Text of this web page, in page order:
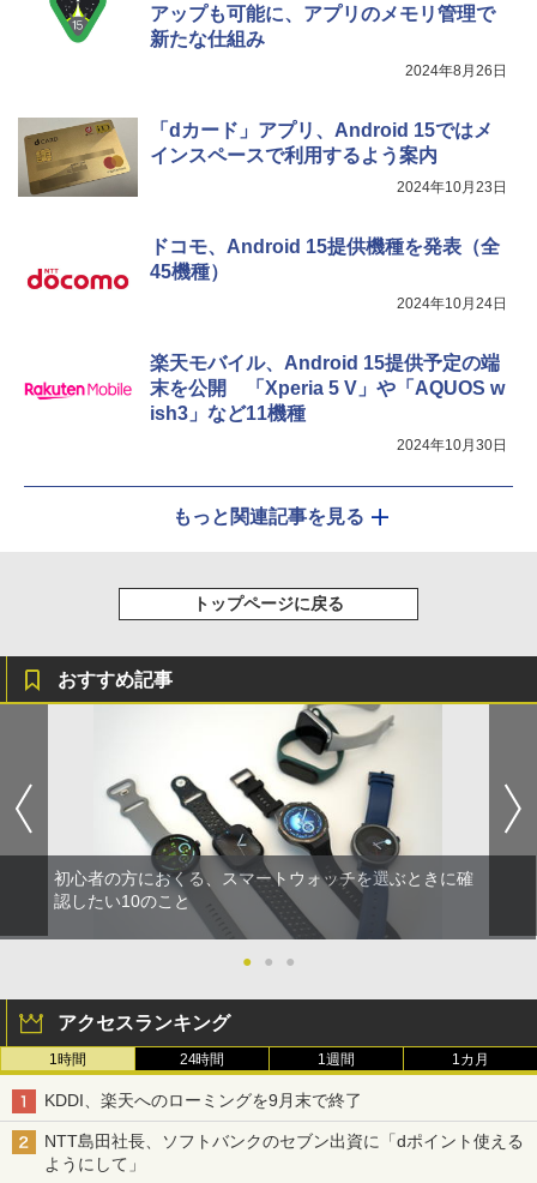
アップも可能に、アプリのメモリ管理で
新たな仕組み
2024年8月26日
「dカード」アプリ、Android 15ではメ
インスペースで利用するよう案内
2024年10月23日
ドコモ、Android 15提供機種を発表（全
45機種）
2024年10月24日
楽天モバイル、Android 15提供予定の端
末を公開 「Xperia 5 V」や「AQUOS w
ish3」など11機種
2024年10月30日
もっと関連記事を見る
トップページに戻る
おすすめ記事
初心者の方におくる、スマートウォッチを選ぶときに確
認したい10のこと
● ● ●
アクセスランキング
1時間 24時間 1週間 1カ月
KDDI、楽天へのローミングを9月末で終了
NTT島田社長、ソフトバンクのセブン出資に「dポイント使える
ようにして」